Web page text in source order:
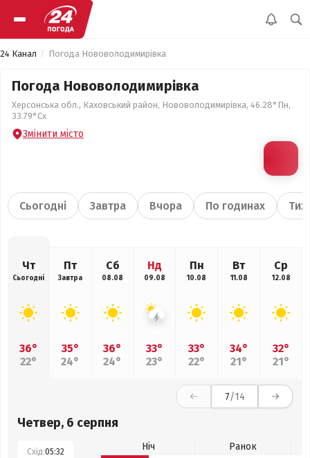
24 Канал Погода Нововолодимирівка
Погода Нововолодимирівка
Херсонська обл., Каховський район, Нововолодимирівка, 46.28°Пн,
33.79°Сх
Змінити місто
Сьогодні Завтра Вчора По годинах
Чт
Сьогодні
36°
22°
Пт
Завтра
35°
24°
Сб
08.08
36°
24°
Нд
09.08
33°
23°
Пн
10.08
33°
22°
Вт
11.08
34°
21°
Ср
12.08
32°
21°
7/14
Четвер, 6 серпня
Схід:05:32 Ніч
Ранок